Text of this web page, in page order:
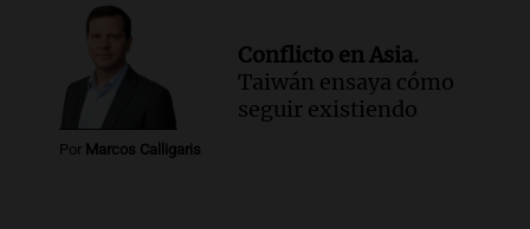
Por Marcos Calligaris
Conflicto en Asia.
Taiwán ensaya cómo
seguir existiendo